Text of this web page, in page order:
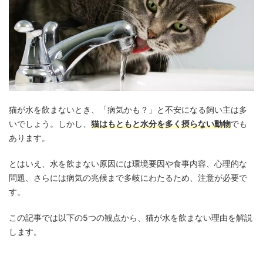
猫が水を飲まないとき、「病気かも？」と不安になる飼い主は多
いでしょう。しかし、 猫はもともと水分を多く摂らない動物でも
あります。
とはいえ、水を飲まない原因には環境要因や食事内容、心理的な
問題、さらには病気の兆候まで多岐にわたるため、注意が必要で
す。
この記事では以下の5つの観点から、猫が水を飲まない理由を解説
します。